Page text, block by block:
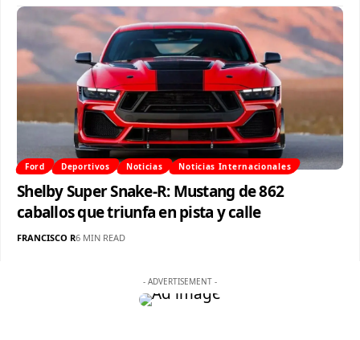
Ford Deportivos Noticias Noticias Internacionales
Shelby Super Snake-R: Mustang de 862
caballos que triunfa en pista y calle
FRANCISCO R6 MIN READ
- ADVERTISEMENT -